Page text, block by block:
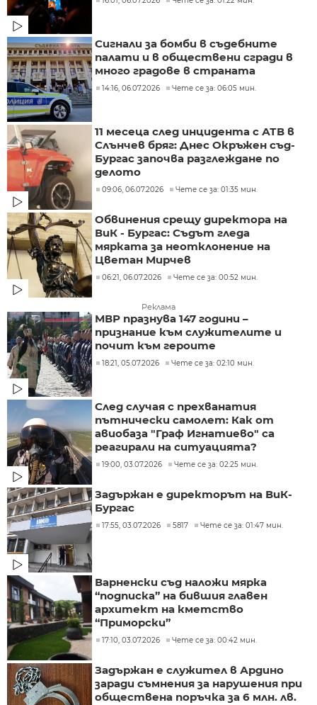
Сигнали за бомби в съдебните
палати и в обществени сгради в
много градове в страната
14:16, 06.07.2026 Чете се за: 06:05 мин.
11 месеца след инцидента с АТВ в
Слънчев бряг: Днес Окръжен съд-
Бургас започва разглеждане по
делото
09:06, 06.07.2026 Чете се за: 01:35 мин.
Обвинения срещу директора на
ВиК - Бургас: Съдът гледа
мярката за неотклонение на
Цветан Мирчев
06:21, 06.07.2026 Чете се за: 00:52 мин.
Реклама
МВР празнува 147 години –
признание към служителите и
почит към героите
18:21, 05.07.2026 Чете се за: 02:10 мин.
След случая с прехванатия
пътнически самолет: Как от
авиобаза "Граф Игнатиево" са
реагирали на ситуацията?
19:00, 03.07.2026 Чете се за: 02:25 мин.
Задържан е директорът на ВиК-
Бургас
17:55, 03.07.2026 5817 Чете се за: 01:47 мин.
Варненски съд наложи мярка
“подписка” на бившия главен
архитект на кметство
“Приморски”
17:10, 03.07.2026 Чете се за: 00:42 мин.
Задържан е служител в Ардино
заради съмнения за нарушения при
обществена поръчка за 6 млн. лв.